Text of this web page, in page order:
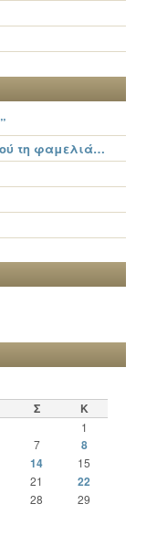
τη φαμελιά…
Σ Κ
1
7 8
14 15
21 22
28 29